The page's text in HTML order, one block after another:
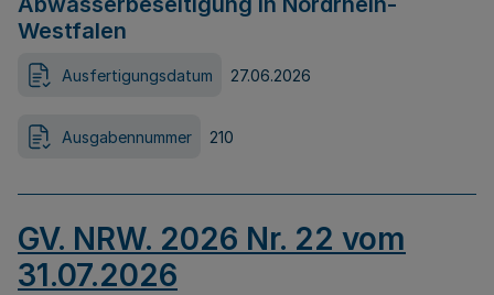
Westfalen
Ausfertigungsdatum 27.06.2026
Ausgabennummer 210
GV. NRW. 2026 Nr. 22 vom
31.07.2026